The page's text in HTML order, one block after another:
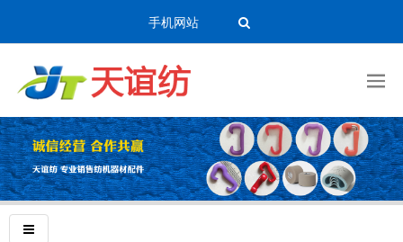
手机网站